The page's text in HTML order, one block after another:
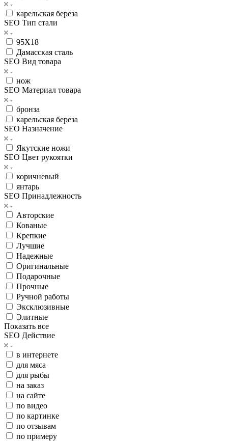
карельская береза
SEO Тип стали
95Х18
Дамасская сталь
SEO Вид товара
нож
SEO Материал товара
бронза
карельская береза
SEO Назначение
Якутские ножи
SEO Цвет рукоятки
коричневый
янтарь
SEO Принадлежность
Авторские
Кованые
Крепкие
Лучшие
Надежные
Оригинальные
Подарочные
Прочные
Ручной работы
Эксклюзивные
Элитные
Показать все
SEO Действие
в интернете
для мяса
для рыбы
на заказ
на сайте
по видео
по картинке
по отзывам
по примеру